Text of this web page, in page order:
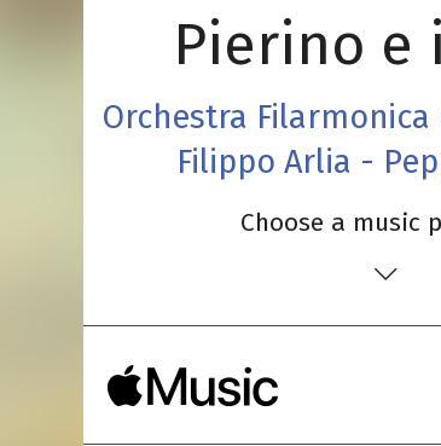
Pierino e
Orchestra
Filippo Arlia -
Choose a music